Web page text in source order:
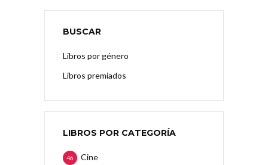
BUSCAR
Libros por género
Libros premiados
LIBROS POR CATEGORÍA
Cine
46